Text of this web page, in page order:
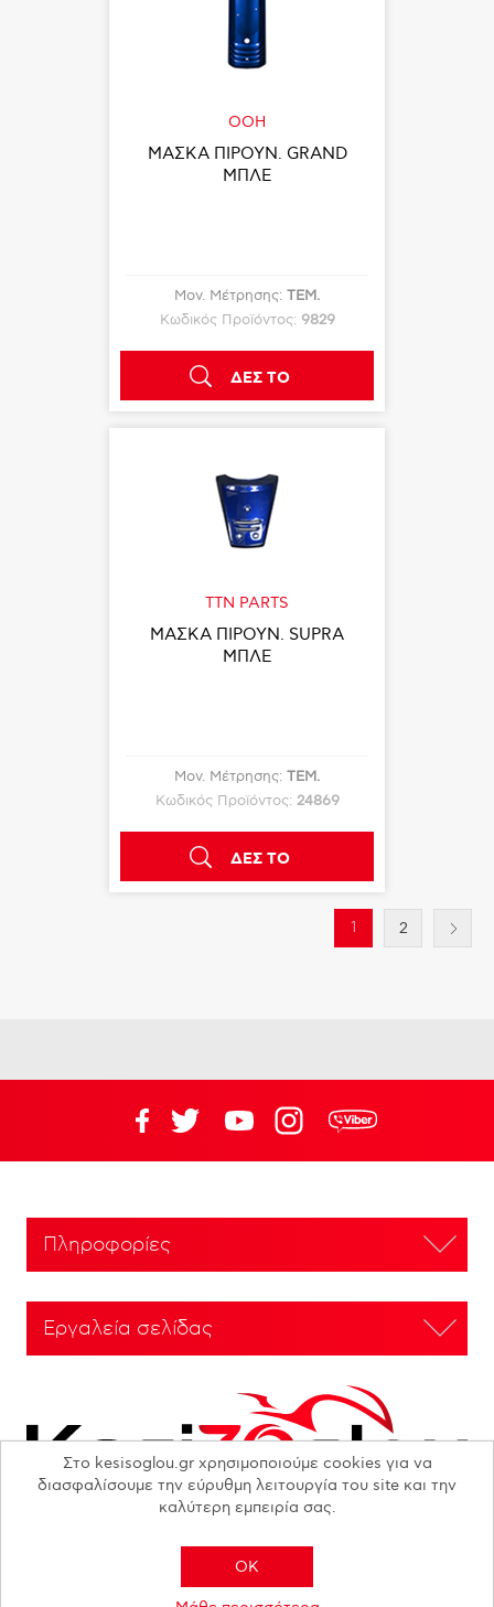
OOH
ΜΑΣΚΑ ΠΙΡΟΥΝ. GRAND
ΜΠΛΕ
Μον. Μέτρησης: ΤΕΜ.
Κωδικός Προϊόντος: 9829
ΔΕΣ ΤΟ
TTN PARTS
ΜΑΣΚΑ ΠΙΡΟΥΝ. SUPRA
ΜΠΛΕ
Μον. Μέτρησης: ΤΕΜ.
Κωδικός Προϊόντος: 24869
ΔΕΣ ΤΟ
1 2
Πληροφορίες
Εργαλεία σελίδας
Στο kesisoglou.gr χρησιμοποιούμε cookies για να
διασφαλίσουμε την εύρυθμη λειτουργία του site και την
καλύτερη εμπειρία σας.
OK